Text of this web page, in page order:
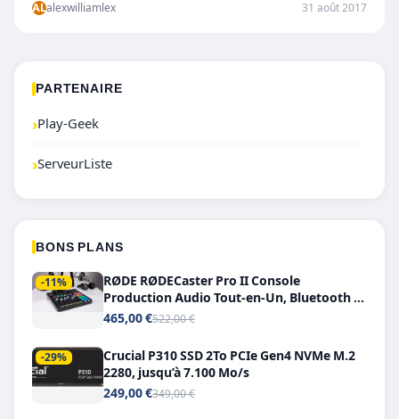
ALalexwilliamlex 31 août 2017
PARTENAIRE
›Play-Geek
›ServeurListe
BONS PLANS
-11%
RØDE RØDECaster Pro II Console
Production Audio Tout-en-Un, Bluetooth et
Double USB-C
465,00 €522,00 €
-29%
Crucial P310 SSD 2To PCIe Gen4 NVMe M.2
2280, jusqu’à 7.100 Mo/s
249,00 €349,00 €